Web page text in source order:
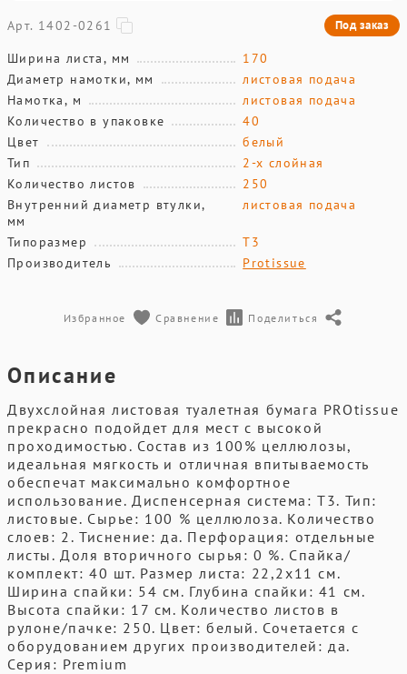
Арт. 1402-0261 Под заказ
Ширина листа, мм
170
Диаметр намотки, мм
листовая подача
Намотка, м
листовая подача
Количество в упаковке
40
Цвет
белый
Тип
2-х слойная
Количество листов
250
Внутренний диаметр втулки,
мм
листовая подача
Типоразмер
T3
Производитель
Protissue
Избранное Сравнение Поделиться
Описание
Двухслойная листовая туалетная бумага PROtissue
прекрасно подойдет для мест с высокой
проходимостью. Состав из 100% целлюлозы,
идеальная мягкость и отличная впитываемость
обеспечат максимально комфортное
использование. Диспенсерная система: Т3. Тип:
листовые. Сырье: 100 % целлюлоза. Количество
слоев: 2. Тиснение: да. Перфорация: отдельные
листы. Доля вторичного сырья: 0 %. Спайка/
комплект: 40 шт. Размер листа: 22,2х11 см.
Ширина спайки: 54 см. Глубина спайки: 41 см.
Высота спайки: 17 см. Количество листов в
рулоне/пачке: 250. Цвет: белый. Сочетается с
оборудованием других производителей: да.
Серия: Premium